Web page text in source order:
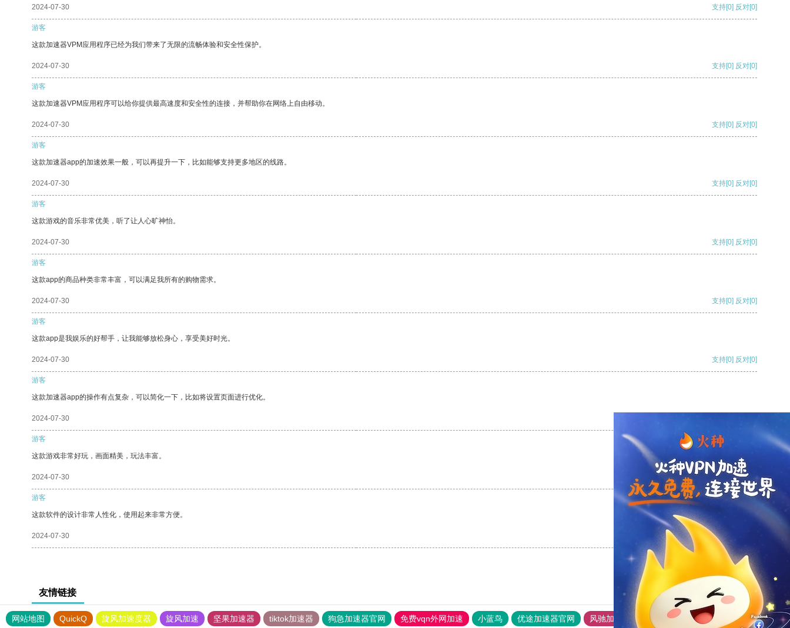
2024-07-30 支持[0] 反对[0]
游客
这款加速器VPM应用程序已经为我们带来了无限的流畅体验和安全性保护。
2024-07-30 支持[0] 反对[0]
游客
这款加速器VPM应用程序可以给你提供最高速度和安全性的连接，并帮助你在网络上自由移动。
2024-07-30 支持[0] 反对[0]
游客
这款加速器app的加速效果一般，可以再提升一下，比如能够支持更多地区的线路。
2024-07-30 支持[0] 反对[0]
游客
这款游戏的音乐非常优美，听了让人心旷神怡。
2024-07-30 支持[0] 反对[0]
游客
这款app的商品种类非常丰富，可以满足我所有的购物需求。
2024-07-30 支持[0] 反对[0]
游客
这款app是我娱乐的好帮手，让我能够放松身心，享受美好时光。
2024-07-30 支持[0] 反对[0]
游客
这款加速器app的操作有点复杂，可以简化一下，比如将设置页面进行优化。
2024-07-30
游客
这款游戏非常好玩，画面精美，玩法丰富。
2024-07-30 支持 [0] 反对 [0]
游客
这款软件的设计非常人性化，使用起来非常方便。
2024-07-30 支持
友情链接
网站地图 QuickQ 旋风加速度器 旋风加速 坚果加速器 tiktok加速器 狗急加速器官网 免费vqn外网加速 小蓝鸟 优途加速器官网 风驰加速器 旋风加速器